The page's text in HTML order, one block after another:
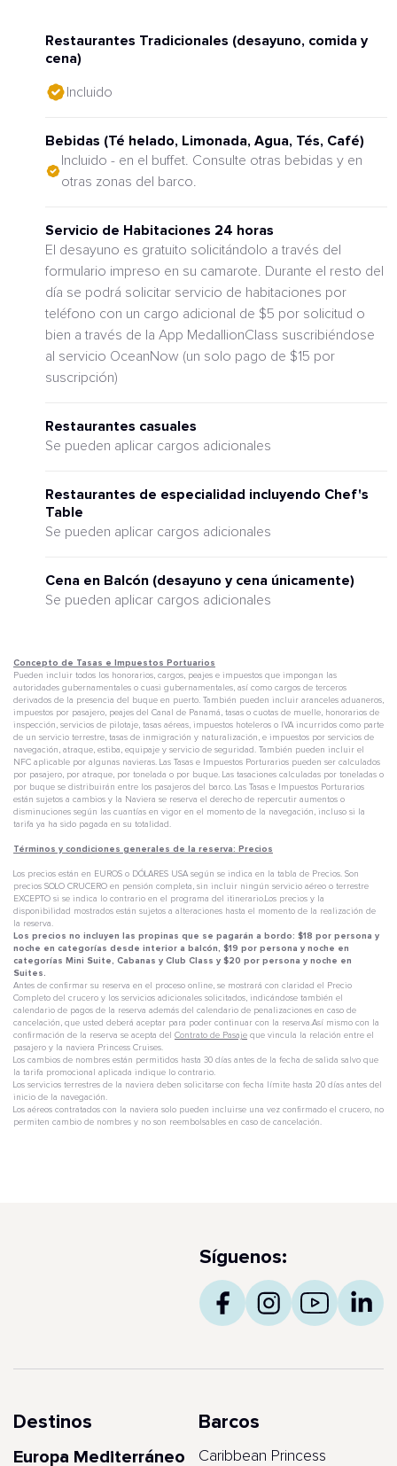
Restaurantes Tradicionales (desayuno, comida y
cena)
Incluido
Bebidas (Té helado, Limonada, Agua, Tés, Café)
Incluido - en el buffet. Consulte otras bebidas y en
otras zonas del barco.
Servicio de Habitaciones 24 horas
El desayuno es gratuito solicitándolo a través del
formulario impreso en su camarote. Durante el resto del
día se podrá solicitar servicio de habitaciones por
teléfono con un cargo adicional de $5 por solicitud o
bien a través de la App MedallionClass suscribiéndose
al servicio OceanNow (un solo pago de $15 por
suscripción)
Restaurantes casuales
Se pueden aplicar cargos adicionales
Restaurantes de especialidad incluyendo Chef's
Table
Se pueden aplicar cargos adicionales
Cena en Balcón (desayuno y cena únicamente)
Se pueden aplicar cargos adicionales
Concepto de Tasas e Impuestos Portuarios
Pueden incluir todos los honorarios, cargos, peajes e impuestos que impongan las
autoridades gubernamentales o cuasi gubernamentales, así como cargos de terceros
derivados de la presencia del buque en puerto. También pueden incluir aranceles aduaneros,
impuestos por pasajero, peajes del Canal de Panamá, tasas o cuotas de muelle, honorarios de
inspección, servicios de pilotaje, tasas aéreas, impuestos hoteleros o IVA incurridos como parte
de un servicio terrestre, tasas de inmigración y naturalización, e impuestos por servicios de
navegación, atraque, estiba, equipaje y servicio de seguridad. También pueden incluir el
NFC aplicable por algunas navieras. Las Tasas e Impuestos Porturarios pueden ser calculados
por pasajero, por atraque, por tonelada o por buque. Las tasaciones calculadas por toneladas o
por buque se distribuirán entre los pasajeros del barco. Las Tasas e Impuestos Porturarios
están sujetos a cambios y la Naviera se reserva el derecho de repercutir aumentos o
disminuciones según las cuantías en vigor en el momento de la navegación, incluso si la
tarifa ya ha sido pagada en su totalidad.
Términos y condiciones generales de la reserva: Precios
Los precios están en EUROS o DÓLARES USA según se indica en la tabla de Precios. Son
precios SOLO CRUCERO en pensión completa, sin incluir ningún servicio aéreo o terrestre
EXCEPTO si se indica lo contrario en el programa del itinerario.Los precios y la
disponibilidad mostrados están sujetos a alteraciones hasta el momento de la realización de
la reserva.
Los precios no incluyen las propinas que se pagarán a bordo: $18 por persona y
noche en categorías desde interior a balcón, $19 por persona y noche en
categorías Mini Suite, Cabanas y Club Class y $20 por persona y noche en
Suites.
Antes de confirmar su reserva en el proceso online, se mostrará con claridad el Precio
Completo del crucero y los servicios adicionales solicitados, indicándose también el
calendario de pagos de la reserva además del calendario de penalizaciones en caso de
cancelación, que usted deberá aceptar para poder continuar con la reserva.Así mismo con la
confirmación de la reserva se acepta del Contrato de Pasaje que vincula la relación entre el
pasajero y la naviera Princess Cruises.
Los cambios de nombres están permitidos hasta 30 días antes de la fecha de salida salvo que
la tarifa promocional aplicada indique lo contrario.
Los servicios terrestres de la naviera deben solicitarse con fecha límite hasta 20 días antes del
inicio de la navegación.
Los aéreos contratados con la naviera solo pueden incluirse una vez confirmado el crucero, no
permiten cambio de nombres y no son reembolsables en caso de cancelación.
Síguenos:
Destinos
Europa Mediterráneo
Barcos
Caribbean Princess